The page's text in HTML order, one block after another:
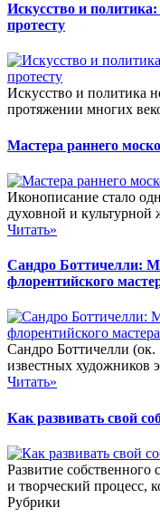
Искусство и
протесту
Искусство и политика
протяжении многих
Мастера раннего
Иконописание стало
духовной и культурной
Читать»
Сандро Боттичелли:
флорентийского
Сандро Боттичелли
известных художников
Читать»
Как развивать свой
Развитие
и творческий процесс,
Рубрики